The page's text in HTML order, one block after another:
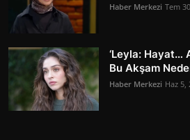
Haber Merkezi Tem
‘Leyla: Hayat…
Bu Akşam
Haber Merkezi Haz 5,